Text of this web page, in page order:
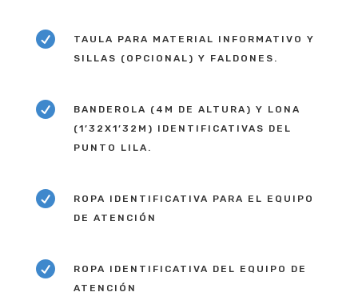

TAULA PARA MATERIAL INFORMATIVO Y
SILLAS (OPCIONAL) Y FALDONES.

BANDEROLA (4M DE ALTURA) Y LONA
(1’32X1’32M) IDENTIFICATIVAS DEL
PUNTO LILA.

ROPA IDENTIFICATIVA PARA EL EQUIPO
DE ATENCIÓN

ROPA IDENTIFICATIVA DEL EQUIPO DE
ATENCIÓN